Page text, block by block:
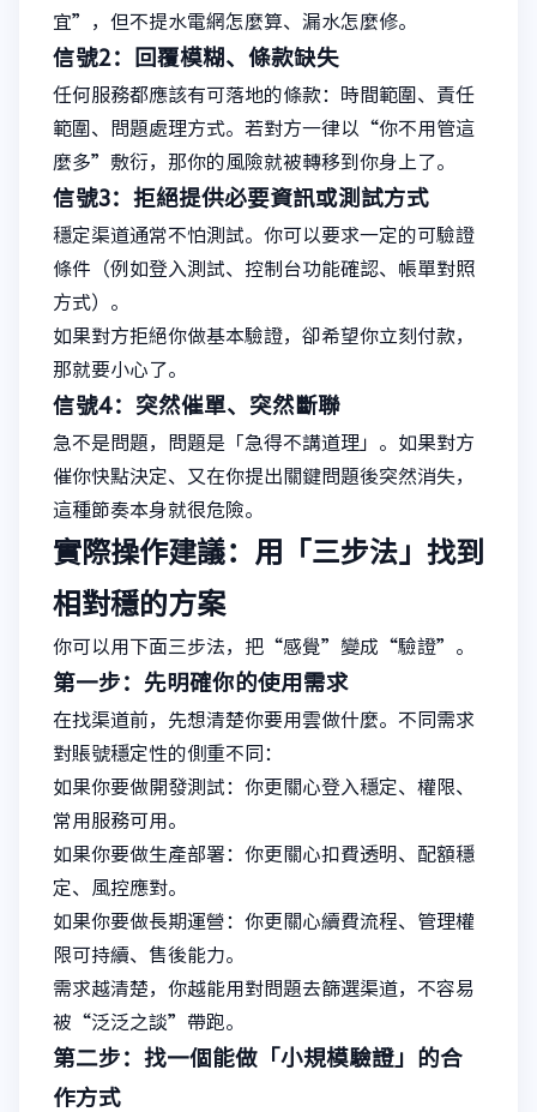
宜”，但不提水電網怎麼算、漏水怎麼修。
信號2：回覆模糊、條款缺失
任何服務都應該有可落地的條款：時間範圍、責任
範圍、問題處理方式。若對方一律以“你不用管這
麼多”敷衍，那你的風險就被轉移到你身上了。
信號3：拒絕提供必要資訊或測試方式
穩定渠道通常不怕測試。你可以要求一定的可驗證
條件（例如登入測試、控制台功能確認、帳單對照
方式）。
如果對方拒絕你做基本驗證，卻希望你立刻付款，
那就要小心了。
信號4：突然催單、突然斷聯
急不是問題，問題是「急得不講道理」。如果對方
催你快點決定、又在你提出關鍵問題後突然消失，
這種節奏本身就很危險。
實際操作建議：用「三步法」找到
相對穩的方案
你可以用下面三步法，把“感覺”變成“驗證”。
第一步：先明確你的使用需求
在找渠道前，先想清楚你要用雲做什麼。不同需求
對賬號穩定性的側重不同：
如果你要做開發測試：你更關心登入穩定、權限、
常用服務可用。
如果你要做生產部署：你更關心扣費透明、配額穩
定、風控應對。
如果你要做長期運營：你更關心續費流程、管理權
限可持續、售後能力。
需求越清楚，你越能用對問題去篩選渠道，不容易
被“泛泛之談”帶跑。
第二步：找一個能做「小規模驗證」的合
作方式